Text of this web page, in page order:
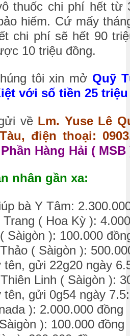
thuốc chi phí hết
hiểm. Cứ mấy
chi phí sẽ hết 90
10 triệu đồng.
tôi xin mở Quỹ
với số tiền 25
về Lm. Yuse Lê
điện thoại:
Hàng Hải ( MSB
nhân gần xa:
bà Y Tâm:
( Hoa Kỳ ):
Sàigòn ): 100.000
( Sàigòn ):
tên, gửi 22g20 ngày
Linh ( Sàigòn ):
tên, gửi 0g54 ngày
): 2.000.000 đồng
): 100.000 đồng